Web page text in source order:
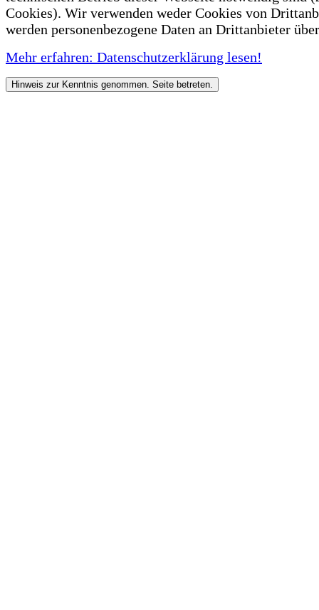
Cookies). Wir verwenden weder Cookies von
werden personenbezogene Daten an Drittanbieter
Mehr erfahren: Datenschutzerklärung lesen!
Hinweis zur Kenntnis genommen. Seite betreten.